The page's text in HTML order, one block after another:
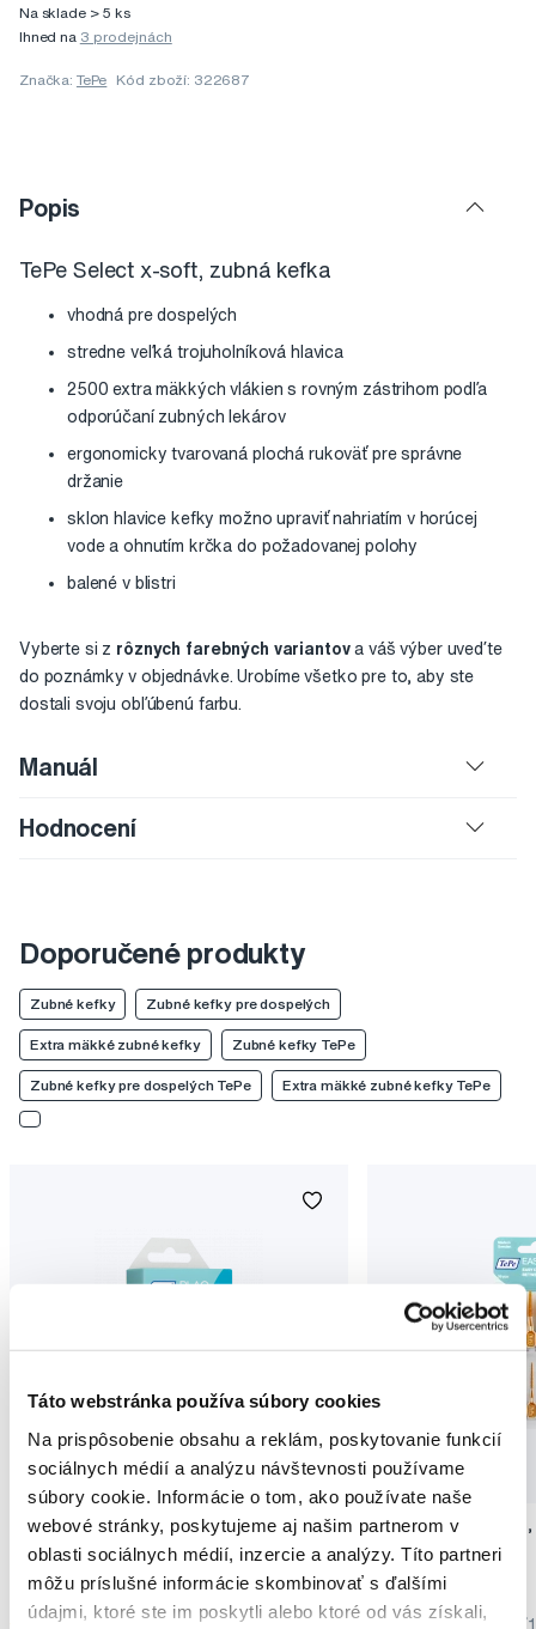
Táto webstránka používa súbory cookies
Na prispôsobenie obsahu a reklám, poskytovanie funkcií
sociálnych médií a analýzu návštevnosti používame
súbory cookie. Informácie o tom, ako používate naše
webové stránky, poskytujeme aj našim partnerom v
oblasti sociálnych médií, inzercie a analýzy. Títo partneri
môžu príslušné informácie skombinovať s ďalšími
údajmi, ktoré ste im poskytli alebo ktoré od vás získali,
Na sklade > 5 ks
Ihned na 3 prodejnách
Značka: TePe Kód zboží: 322687
Popis
TePe Select x-soft, zubná kefka
vhodná pre dospelých
stredne veľká trojuholníková hlavica
2500 extra mäkkých vlákien s rovným zástrihom podľa
odporúčaní zubných lekárov
ergonomicky tvarovaná plochá rukoväť pre správne
držanie
sklon hlavice kefky možno upraviť nahriatím v horúcej
vode a ohnutím krčka do požadovanej polohy
balené v blistri
Vyberte si z rôznych farebných variantova váš výber uveďte
do poznámky v objednávke. Urobíme všetko pre to, aby ste
dostali svoju obľúbenú farbu.
Manuál
Hodnocení
Doporučené produkty
Zubné kefky Zubné kefky pre dospelých
Extra mäkké zubné kefky Zubné kefky TePe
Zubné kefky pre dospelých TePe Extra mäkké zubné kefky TePe
TePe PlaqSearch indikácia plaku, 10 tabliet
3,20 €
(303x)
TePe EasyPick XS/
6,05 €
5,0